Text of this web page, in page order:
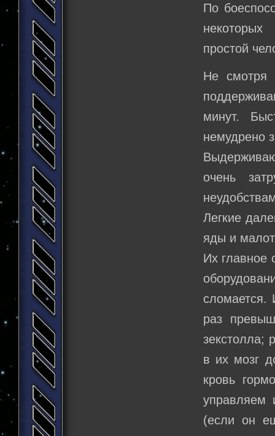
По
простой
Не смотря
минут.
немудрено
очень
Легкие
яды и
Их главное
сломается.
раз
зекстолла;
в их мозг
кровь
управляем
(если он